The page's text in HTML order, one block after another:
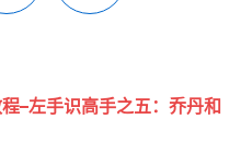
–左手识高手之五：乔丹和